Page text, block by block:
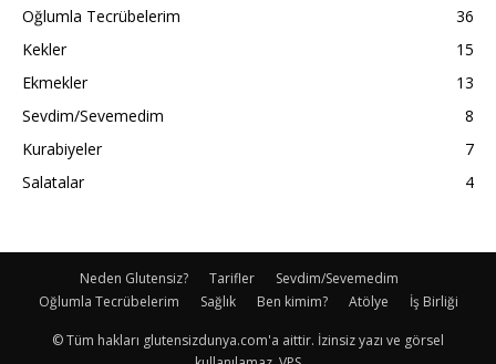
Oğlumla Tecrübelerim
36
Kekler
15
Ekmekler
13
Sevdim/Sevemedim
8
Kurabiyeler
7
Salatalar
4
Neden Glutensiz? Tarifler
Sevdim/Sevemedim
Oğlumla Tecrübelerim
Sağlık Ben kimim? Atölye İş Birliği
© Tüm hakları glutensizdunya.com'a aittir. İzinsiz yazı ve görsel